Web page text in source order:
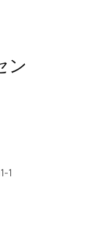
ン
1